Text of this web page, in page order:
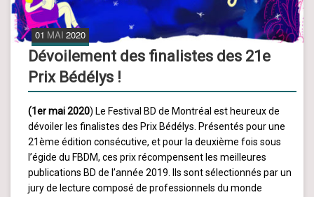
01 MAI 2020
Dévoilement des finalistes des 21e
Prix Bédélys !
(1er mai 2020) Le Festival BD de Montréal est heureux de
dévoiler les finalistes des Prix Bédélys. Présentés pour une
21ème édition consécutive, et pour la deuxième fois sous
l’égide du FBDM, ces prix récompensent les meilleures
publications BD de l’année 2019. Ils sont sélectionnés par un
jury de lecture composé de professionnels du monde